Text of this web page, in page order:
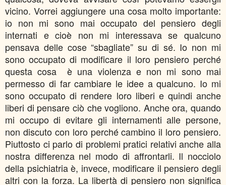
vicino. Vorrei aggiungere una cosa molto importante:
io non mi sono mai occupato del pensiero degli
internati e cioè non mi interessava se qualcuno
pensava delle cose “sbagliate” su di sé. Io non mi
sono occupato di modificare il loro pensiero perché
questa cosa è una violenza e non mi sono mai
permesso di far cambiare le idee a qualcuno. Io mi
sono occupato di rendere loro liberi e quindi anche
liberi di pensare ciò che vogliono. Anche ora, quando
mi occupo di evitare gli internamenti alle persone,
non discuto con loro perché cambino il loro pensiero.
Piuttosto ci parlo di problemi pratici relativi anche alla
nostra differenza nel modo di affrontarli. Il nocciolo
della psichiatria è, invece, modificare il pensiero degli
altri con la forza. La libertà di pensiero non significa